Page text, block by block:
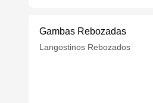
Gambas Rebozadas
Langostinos Rebozados